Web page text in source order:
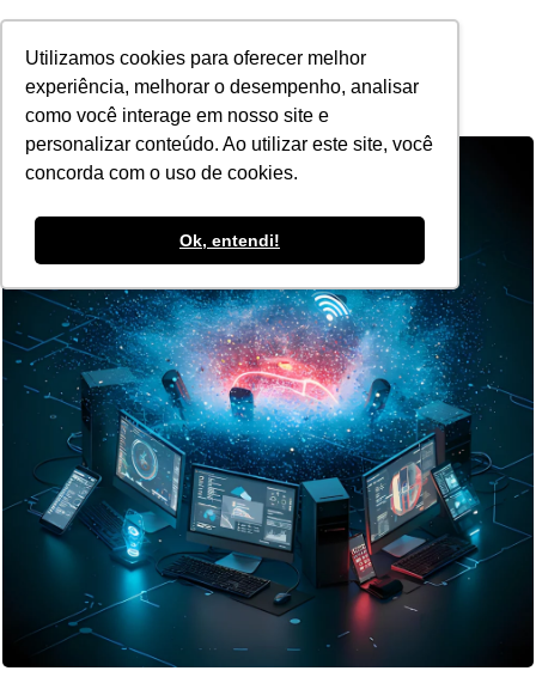
Utilizamos cookies para oferecer melhor
experiência, melhorar o desempenho, analisar
como você interage em nosso site e
personalizar conteúdo. Ao utilizar este site, você
concorda com o uso de cookies.
Ok, entendi!
POR